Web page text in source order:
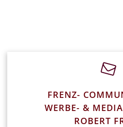
FRENZ-
WERBE- &
ROBERT